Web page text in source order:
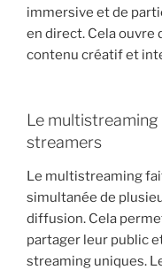
immersive et de
en direct. Cela ouvre
contenu créatif et
Le
streamers
Le multistreaming
simultanée de
diffusion. Cela
partager leur public
streaming uniques.